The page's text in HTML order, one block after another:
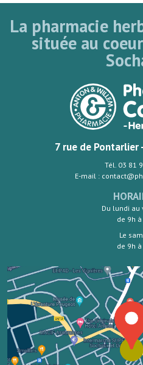
La pharmacie
située au
7 rue de Pontarlier
Tél. 03 81
E-mail :
Du lundi au
de 9h
Le
de 9h